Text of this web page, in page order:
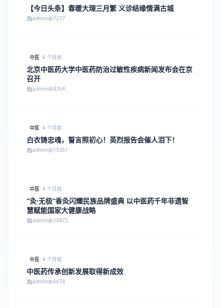
【今日头条】春暖大理三月繁 义诊结缘情满古城
admin 7237
中医 4 个月前
北京中医药大学中医药防治过敏性疾病新闻发布会在京
召开
admin 8354
中医 4 个月前
白衣铸忠魂，誓言照初心！英烈报告会催人泪下！
admin 10351
中医 4 个月前
“灸·无极”香灸闪耀民族品牌盛典 以中医药千年非遗智
慧赋能国家大健康战略
admin 10872
中医 4 个月前
中医药传承创新发展取得新成效
admin 6678